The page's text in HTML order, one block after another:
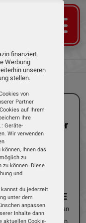
ENDURANCE
eine Vielzahl an
und Fahrradrouten.
finanziert
Werbung
unseren
stellen.
von
Partner
auf Ihrem
Ihre
Geräte-
Wir verwenden
Ihnen das
zu
zu können. Diese
und
du jederzeit
unter dem
anpassen.
Inhalte dann
aktuellen Cookie-